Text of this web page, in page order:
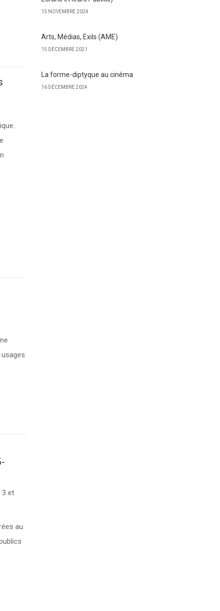
3 et
au
15 NOVEMBRE 2024
Arts, Médias, Exils (AME)
15 DÉCEMBRE 2021
La forme-diptyque au cinéma
16 DÉCEMBRE 2024